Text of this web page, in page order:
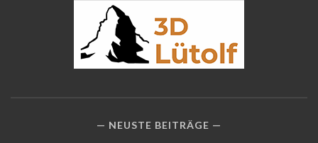
NEUSTE BEITRÄGE